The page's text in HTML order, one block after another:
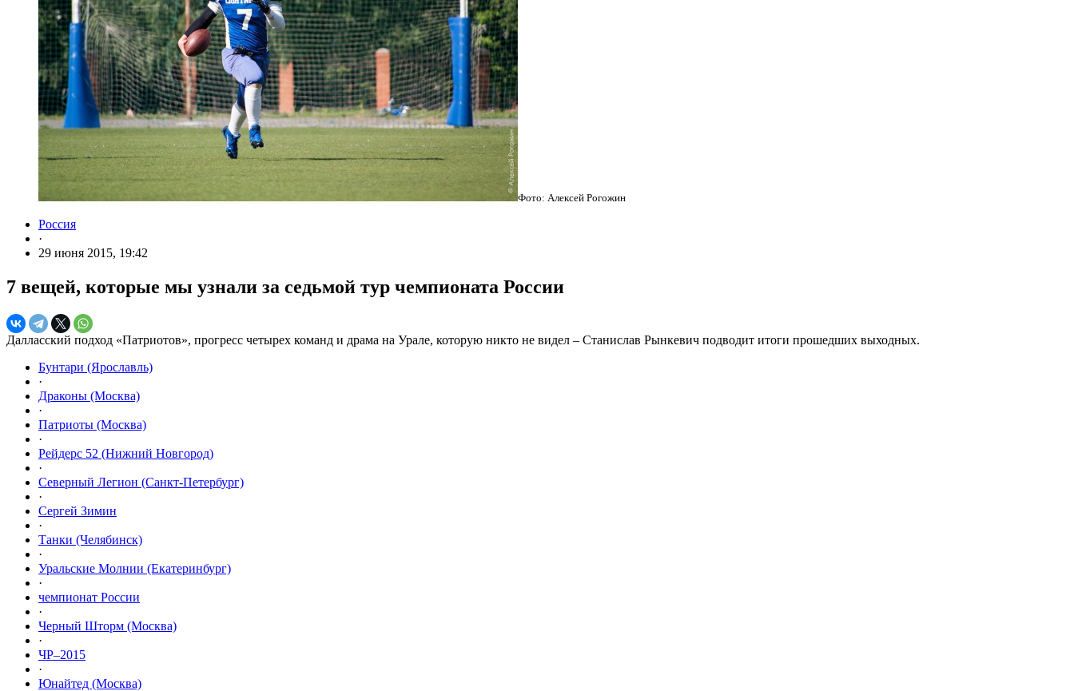
Фото: Алексей Рогожин
Россия
·
29 июня 2015, 19:42
7 вещей, которые мы узнали за седьмой тур чемпионата России
Далласский подход «Патриотов», прогресс четырех команд и драма на Урале, которую никто не видел – Станислав Рынкевич подводит итоги прошедших выходных.
Бунтари (Ярославль)
·
Драконы (Москва)
·
Патриоты (Москва)
·
Рейдерс 52 (Нижний Новгород)
·
Северный Легион (Санкт-Петербург)
·
Сергей Зимин
·
Танки (Челябинск)
·
Уральские Молнии (Екатеринбург)
·
чемпионат России
·
Черный Шторм (Москва)
·
ЧР–2015
·
Юнайтед (Москва)